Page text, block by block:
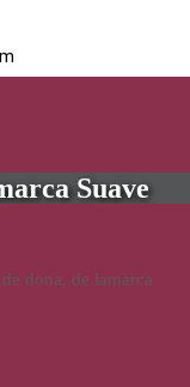
Suave
dona, de lamarca